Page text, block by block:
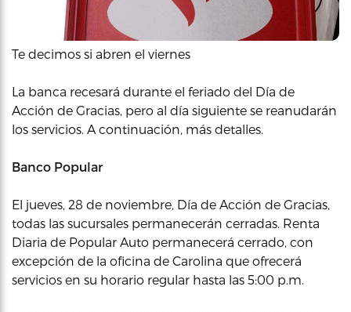
Te decimos si abren el viernes
La banca recesará durante el feriado del Día de
Acción de Gracias, pero al día siguiente se reanudarán
los servicios. A continuación, más detalles.
Banco Popular
El jueves, 28 de noviembre, Día de Acción de Gracias,
todas las sucursales permanecerán cerradas. Renta
Diaria de Popular Auto permanecerá cerrado, con
excepción de la oficina de Carolina que ofrecerá
servicios en su horario regular hasta las 5:00 p.m.